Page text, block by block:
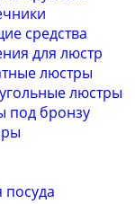
средства
для люстр
люстры
люстры
под бронзу
посуда